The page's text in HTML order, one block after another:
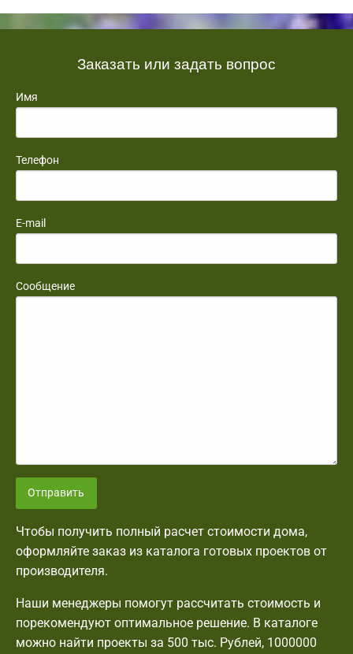
Заказать или задать вопрос
Имя
Телефон
E-mail
Сообщение
Отправить
Чтобы получить полный расчет стоимости дома,
оформляйте заказ из каталога готовых проектов от
производителя.
Наши менеджеры помогут рассчитать стоимость и
порекомендуют оптимальное решение. В каталоге
можно найти проекты за 500 тыс. Рублей, 1000000